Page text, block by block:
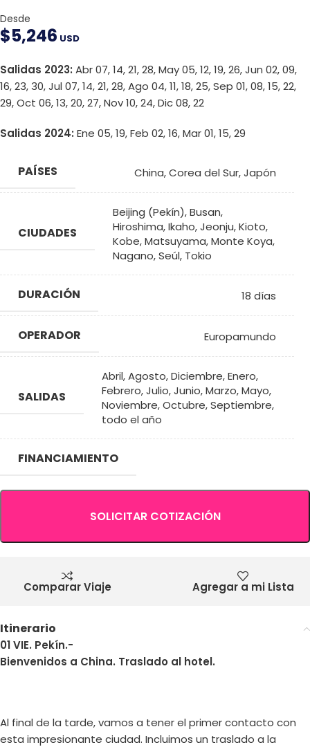
Desde
$5,246 USD
Salidas 2023: Abr 07, 14, 21, 28, May 05, 12, 19, 26, Jun 02, 09,
16, 23, 30, Jul 07, 14, 21, 28, Ago 04, 11, 18, 25, Sep 01, 08, 15, 22,
29, Oct 06, 13, 20, 27, Nov 10, 24, Dic 08, 22
Salidas 2024: Ene 05, 19, Feb 02, 16, Mar 01, 15, 29
PAÍSES China,Corea del Sur,Japón
CIUDADES
Beijing (Pekín),Busan,
Hiroshima,Ikaho,Jeonju,Kioto,
Kobe,Matsuyama,Monte Koya,
Nagano,Seúl, Tokio
DURACIÓN 18 días
OPERADOR Europamundo
SALIDAS
Abril,Agosto,Diciembre,Enero,
Febrero,Julio,Junio,Marzo,Mayo,
Noviembre,Octubre,Septiembre,
todo el año
FINANCIAMIENTO
SOLICITAR COTIZACIÓN
Comparar Viaje Agregar a mi Lista
Itinerario
01 VIE. Pekín.-
Bienvenidos a China. Traslado al hotel.
Al final de la tarde, vamos a tener el primer contacto con
esta impresionante ciudad. Incluimos un traslado a la